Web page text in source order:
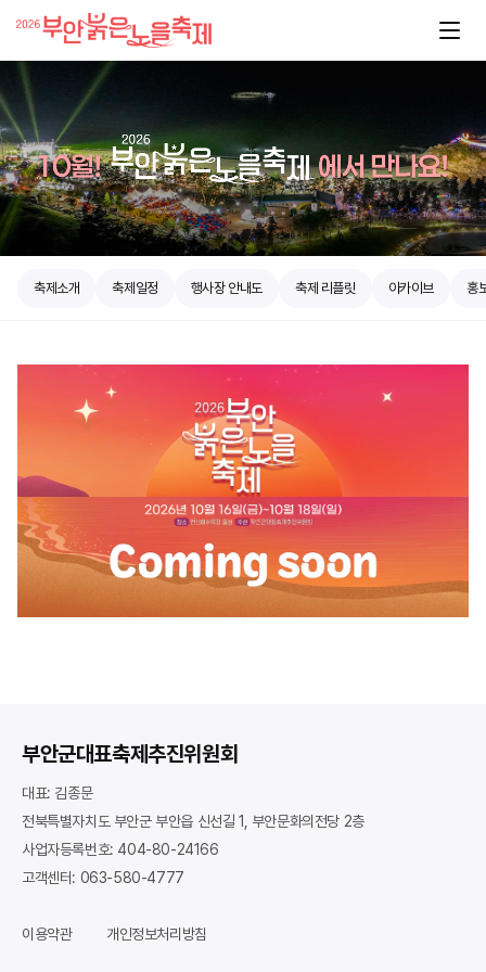
축제소개 축제일정 행사장 안내도 축제 리플릿 아카이브 홍
부안군대표축제추진위원회
대표: 김종문
전북특별자치도 부안군 부안읍 신선길 1, 부안문화의전당 2층
사업자등록번호: 404-80-24166
고객센터: 063-580-4777
이용약관 개인정보처리방침